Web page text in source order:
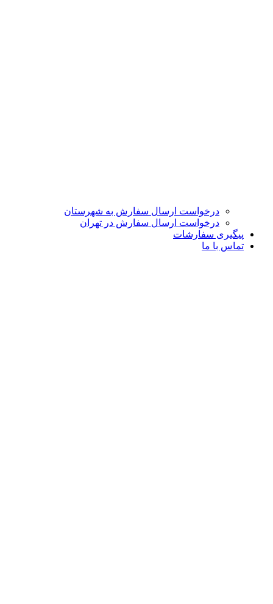
درخواست ارسال سفارش به شهرستان
درخواست ارسال سفارش در تهران
پیگیری سفارشات
تماس با ما